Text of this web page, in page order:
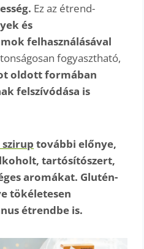
Ez az étrend-
és
felhasználásával
fogyasztható,
oldott formában
felszívódása is
további előnye,
tartósítószert,
aromákat. Glutén-
tökéletesen
étrendbe is.